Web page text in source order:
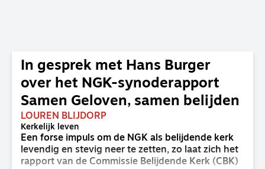
In gesprek met Hans Burger
over het NGK-synoderapport
Samen Geloven, samen belijden
LOUREN BLIJDORP
Kerkelijk leven
Een forse impuls om de NGK als belijdende kerk
levendig en stevig neer te zetten, zo laat zich het
rapport van de Commissie Belijdende Kerk (CBK)